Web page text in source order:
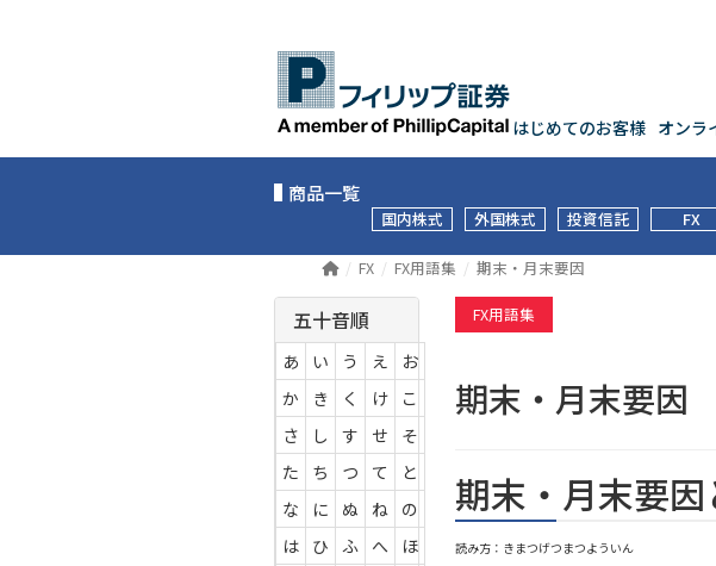
はじめてのお客様 オンラ
商品一覧
国内株式 外国株式 投資信託 FX
FX FX用語集 期末・月末要因
FX用語集
期末・月末要因
期末・月末要因
読み方：きまつげつまつよういん
五十音順
あ い う え
お
か
き く け
こ
さ
し す せ
そ
た
ち つ て
と
な
に ぬ ね
の
は
ひ ふ へ
ほ